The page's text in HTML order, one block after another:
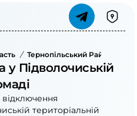
/ Тернопільський Район
у Підволочиській
територіальній